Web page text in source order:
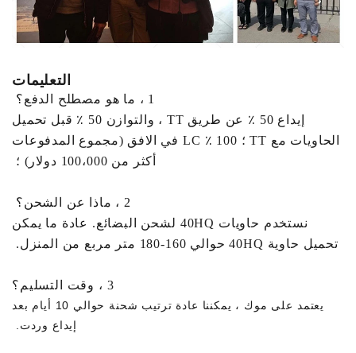
التعليمات
1 ، ما هو مصطلح الدفع؟
إيداع 50 ٪ عن طريق TT ، والتوازن 50 ٪ قبل تحميل
الحاويات مع TT ؛ 100 ٪ LC في الافق (مجموع المدفوعات
أكثر من 100،000 دولار) ؛
2 ، ماذا عن الشحن؟
نستخدم حاويات 40HQ لشحن البضائع. عادة ما يمكن
تحميل حاوية 40HQ حوالي 160-180 متر مربع من المنزل.
3 ، وقت التسليم؟
يعتمد على موك ، يمكننا عادة ترتيب شحنة حوالي 10 أيام بعد
إيداع وردت.